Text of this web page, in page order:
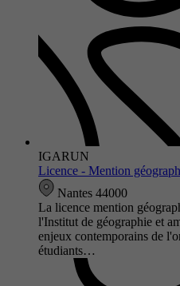
IGARUN
Licence - Mention
Nantes 44000
La licence mention
l'Institut de géographie et
enjeux contemporains de
étudiants…